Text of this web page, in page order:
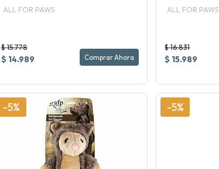
ALL FOR PAWS
$ 15.778
$ 14.989 Comprar Ahora
ALL FOR PAWS
$ 16.831
$ 15.989
-5% -5%